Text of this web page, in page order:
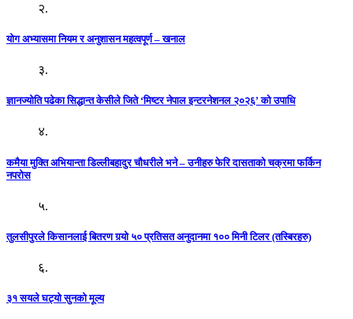
२.
योग अभ्यासमा नियम र अनुशासन महत्वपूर्ण – खनाल
३.
ज्ञानज्योति पढेका सिद्धान्त केसीले जिते ‘मिष्टर नेपाल इन्टरनेशनल २०२६’ को उपाधि
४.
कमैया मुक्ति अभियान्ता डिल्लीबहादुर चौधरीले भने – उनीहरु फेरि दासताको चक्रमा फर्किन
नपरोस
५.
तुलसीपुरले किसानलाई बितरण गर्‍यो ५० प्रतिसत अनुदानमा १०० मिनी टिलर (तस्बिरहरु)
६.
३१ सयले घट्यो सुनको मूल्य